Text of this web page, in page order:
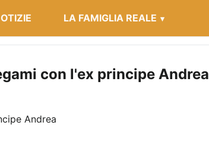
LA FAMIGLIA REALE
con l'ex principe Andrea